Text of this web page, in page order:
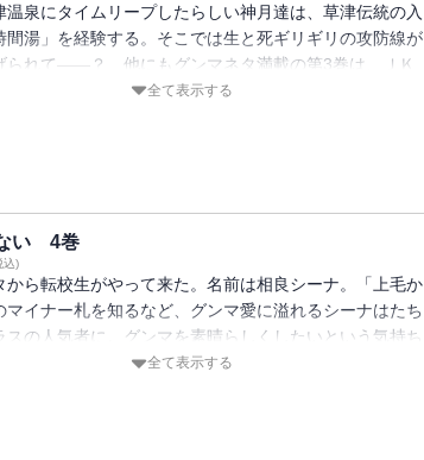
温泉にタイムリープしたらしい神月達は、草津伝統の入
間湯」を経験する。そこでは生と死ギリギリの攻防線が
られて――？ 他にもグンマネタ満載の第3巻は、ＪＫ
、イエティ、轟一矢、二矢といったキャラクターの内情
全て表示する
い 4巻
込)
から転校生がやって来た。名前は相良シーナ。「上毛か
マイナー札を知るなど、グンマ愛に溢れるシーナはたち
スの人気者に。グンマを素晴らしくしたいという気持ち
、生徒会長に立候補することを決めたシーナだが、ニイ
全て表示する